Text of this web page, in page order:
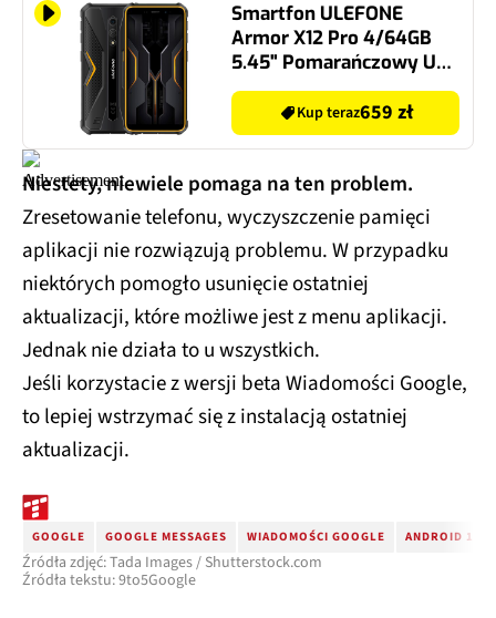
Smartfon ULEFONE
Armor X12 Pro 4/64GB
5.45" Pomarańczowy UF-
AX12P NC OE
Kup teraz659 zł
Niestety, niewiele pomaga na ten problem.
Zresetowanie telefonu, wyczyszczenie pamięci
aplikacji nie rozwiązują problemu. W przypadku
niektórych pomogło usunięcie ostatniej
aktualizacji, które możliwe jest z menu aplikacji.
Jednak nie działa to u wszystkich.
Jeśli korzystacie z wersji beta Wiadomości Google,
to lepiej wstrzymać się z instalacją ostatniej
aktualizacji.
GOOGLE GOOGLE MESSAGES WIADOMOŚCI GOOGLE ANDROID 16
Źródła zdjęć: Tada Images / Shutterstock.com
Źródła tekstu: 9to5Google